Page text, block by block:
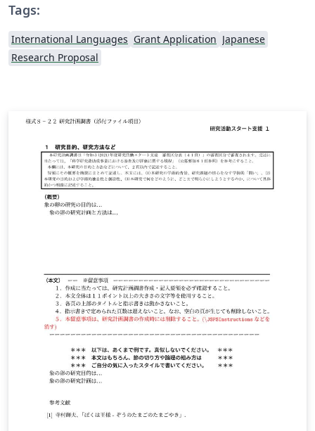
Tags:
International Languages Grant Application Japanese
Research Proposal